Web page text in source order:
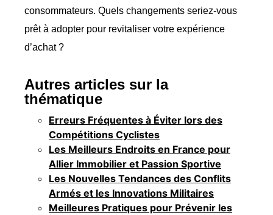
consommateurs. Quels changements seriez-vous
prêt à adopter pour revitaliser votre expérience
d’achat ?
Autres articles sur la
thématique
Erreurs Fréquentes à Éviter lors des
Compétitions Cyclistes
Les Meilleurs Endroits en France pour
Allier Immobilier et Passion Sportive
Les Nouvelles Tendances des Conflits
Armés et les Innovations Militaires
Meilleures Pratiques pour Prévenir les